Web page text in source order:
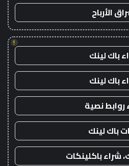
الأرباح
!
باك لينك
باك لينك
روابط نصية
باك لينك
شراء باكلينكات